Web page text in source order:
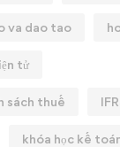
va dao tao
tử
sách thuế
khóa học kế